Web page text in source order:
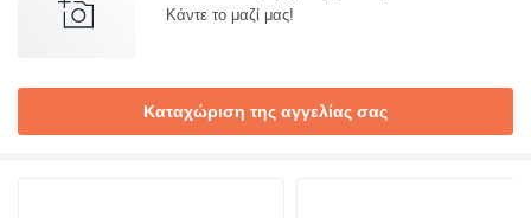
Κάντε το μαζί μας!
Καταχώριση της αγγελίας σας